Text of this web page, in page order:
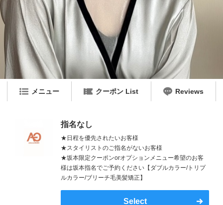
メニュー クーポン List Reviews
指名なし
★日程を優先されたいお客様
★スタイリストのご指名がないお客様
★坂本限定クーポンorオプションメニュー希望のお客
様は坂本指名でご予約ください【ダブルカラー/トリプ
ルカラー/ブリーチ毛美髪矯正】
Select